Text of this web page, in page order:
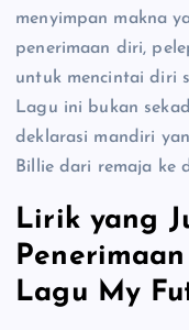
menyimpan makna
penerimaan diri,
untuk mencintai diri
Lagu ini bukan
deklarasi mandiri
Billie dari remaja ke
Lirik yang
Lagu My